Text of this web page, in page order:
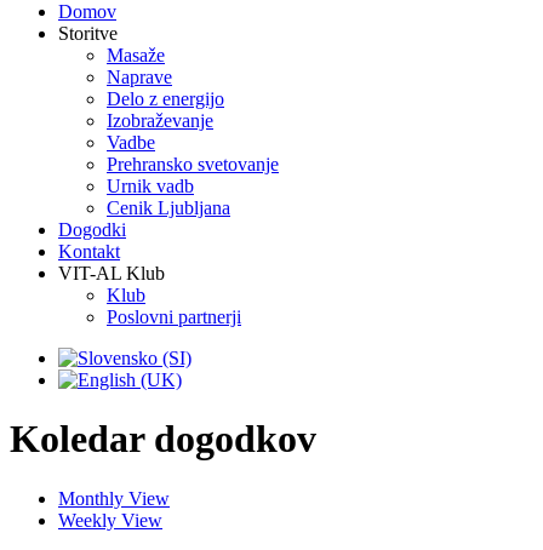
Domov
Storitve
Masaže
Naprave
Delo z energijo
Izobraževanje
Vadbe
Prehransko svetovanje
Urnik vadb
Cenik Ljubljana
Dogodki
Kontakt
VIT-AL Klub
Klub
Poslovni partnerji
Koledar dogodkov
Monthly View
Weekly View